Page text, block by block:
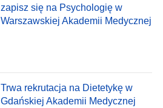
zapisz się na Psychologię w
Warszawskiej Akademii Medycznej
Trwa rekrutacja na Dietetykę w
Gdańskiej Akademii Medycznej